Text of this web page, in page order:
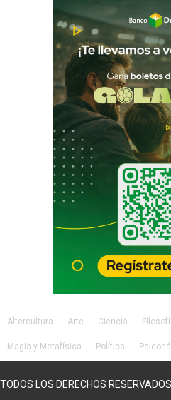
Altercultura Arte Ciencia
Magia y Metafísica Política
TODOS LOS DERECHOS